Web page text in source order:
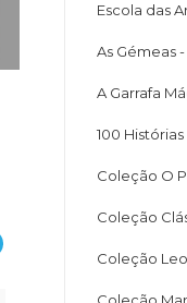
Escola das
As Gémeas -
A Garrafa
100
Coleção O
Coleção
Coleção